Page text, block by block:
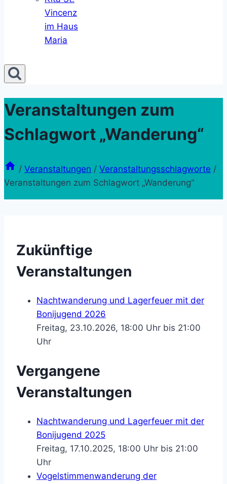
Vincenz
im Haus
Maria
Veranstaltungen zum
Schlagwort „Wanderung“
/ Veranstaltungen / Veranstaltungsschlagworte /
Veranstaltungen zum Schlagwort „Wanderung“
Zukünftige
Veranstaltungen
Nachtwanderung und Lagerfeuer mit der
Bonijugend 2026
Freitag, 23.10.2026, 18:00 Uhr bis 21:00
Uhr
Vergangene
Veranstaltungen
Nachtwanderung und Lagerfeuer mit der
Bonijugend 2025
Freitag, 17.10.2025, 18:00 Uhr bis 21:00
Uhr
Vogelstimmenwanderung der